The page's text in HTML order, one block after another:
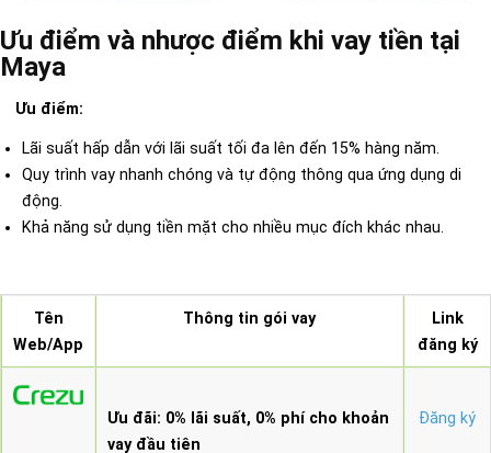
Ưu điểm và nhược điểm khi vay tiền tại
Maya
Ưu điểm:
Lãi suất hấp dẫn với lãi suất tối đa lên đến 15% hàng năm.
Quy trình vay nhanh chóng và tự động thông qua ứng dụng di
động.
Khả năng sử dụng tiền mặt cho nhiều mục đích khác nhau.
Tên
Web/App
Thông tin gói vay
Link
đăng ký
Ưu đãi: 0% lãi suất, 0% phí cho khoản
vay đầu tiên
Đăng ký